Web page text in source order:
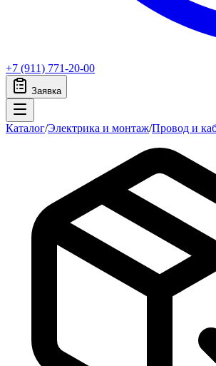
+7 (911) 771-20-00
Заявка
Каталог/Электрика и монтаж/Провод и